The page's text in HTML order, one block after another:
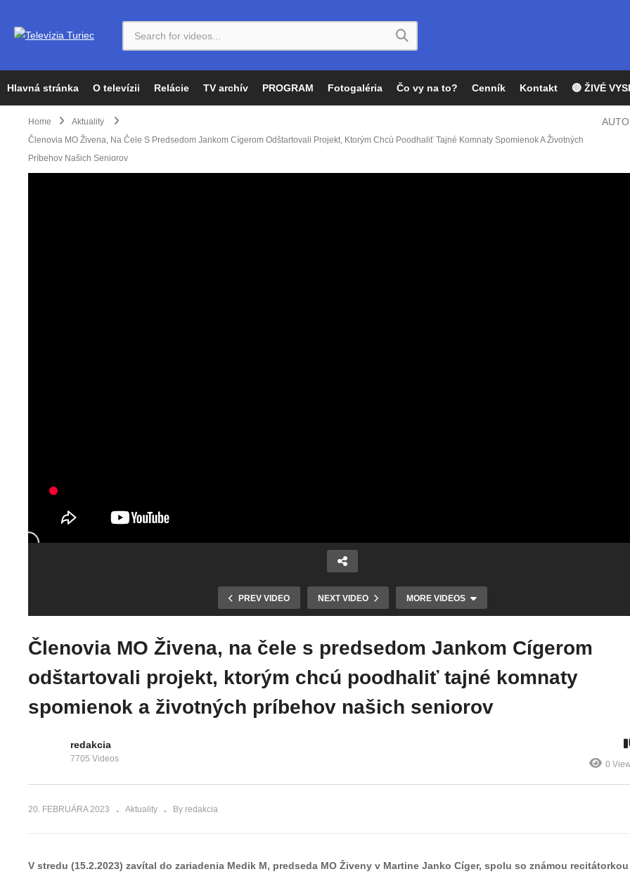
Hlavná stránka O televízii Relácie TV archív PROGRAM Fotogaléria Čo vy na to? Cenník Kontakt 🔴 ŽIVÉ
Home
Aktuality
Členovia MO Živena, Na Čele S Predsedom Jankom Cígerom Odštartovali Projekt, Ktorým Chcú Poodhaliť Tajné Komnaty Spomienok A Životných
Príbehov Našich Seniorov
PREV VIDEO NEXT VIDEO MORE VIDEOS
lístok na vlak v
pokladni na
stanici, budete si
musieť priplatiť
Jednu zo skupiny
borovíc na Severe
vyvrátil vietor na
stenu bytovky. Na
ihličnany
upozorňujú
obyvatelia už dlhé
roky
ulíc odstránené,
stromčekov,
nominácie na
ubytovaných bolo
v roku 2021 v
Žilinskom kraji
mnohí
svetu vedieť že tu
sú, že sú spolu a
boli včera
Členovia MO Živena, na čele s predsedom Jankom Cígerom
odštartovali projekt, ktorým chcú poodhaliť tajné komnaty
spomienok a životných príbehov našich seniorov
redakcia
7705 Videos
0
20. FEBRUÁRA 2023 Aktuality By redakcia
V stredu (15.2.2023) zavítal do zariadenia Medik M, predseda MO Živeny v Martine Janko Cíger, spolu so známou